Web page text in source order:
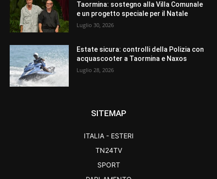
Taormina: sostegno alla Villa Comunale
e un progetto speciale per il Natale
Luglio 30, 2026
Estate sicura: controlli della Polizia con
acquascooter a Taormina e Naxos
Luglio 28, 2026
SITEMAP
ITALIA - ESTERI
TN24TV
SPORT